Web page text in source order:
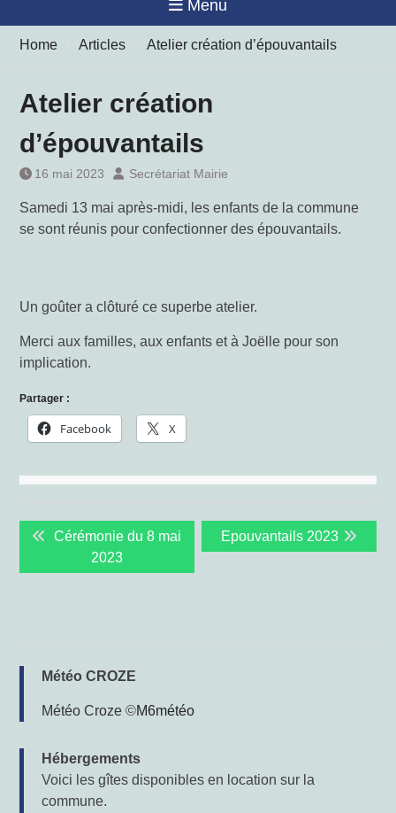
Menu
Home Articles Atelier création d’épouvantails
Atelier création
d’épouvantails
16 mai 2023 Secrétariat Mairie
Samedi 13 mai après-midi, les enfants de la commune
se sont réunis pour confectionner des épouvantails.
Un goûter a clôturé ce superbe atelier.
Merci aux familles, aux enfants et à Joëlle pour son
implication.
Partager :
Facebook X
de
l’article
Previous
Cérémonie du 8 mai
2023
Next
post:
Epouvantails 2023
Météo CROZE
Météo Croze©M6météo
Hébergements
Voici les gîtes disponibles en location sur la
commune.